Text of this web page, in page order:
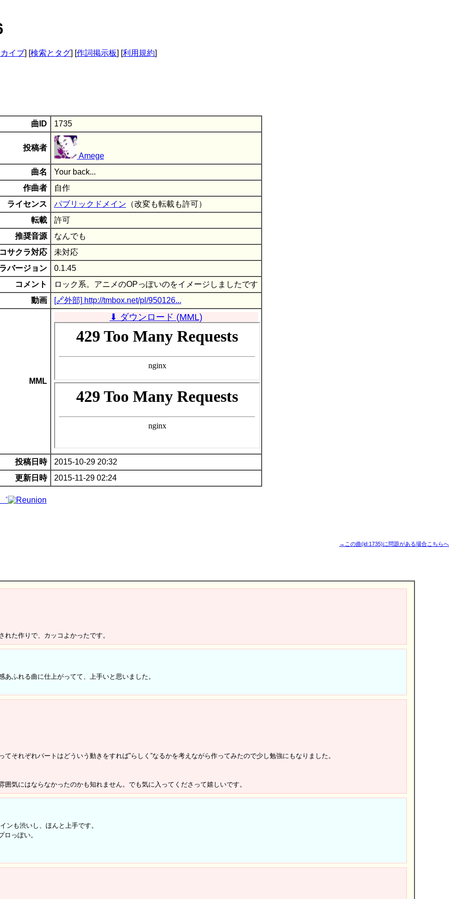
イブ] [検索とタグ] [作詞掲示板] [利用規約]
曲ID 1735
投稿者
Amege
曲名
Your back...
作曲者
自作
ライセンス
パブリックドメイン （改変も転載も許可）
転載
許可
推奨音源
なんでも
サクラ対応
未対応
バージョン
0.1.45
コメント
ロック系。アニメのOPっぽいのをイメージしましたです
動画
[🔗外部] http://tmbox.net/pl/950126...
MML
⬇ ダウンロード (MML)
投稿日時
2015-10-29 20:32
更新日時
2015-11-29 02:24
→この曲(id:1735)に問題がある場合こちらへ
た作りで、カッコよかったです。
ふれる曲に仕上がってて、上手いと思いました。
それぞれパートはどういう動きをすれば”らしく”なるかを考えながら作ってみたので少し勉強にもなりました。
気にはならなかったのかも知れません。でも気に入ってくださって嬉しいです。
ンも渋いし、ほんと上手です。
っぽい。